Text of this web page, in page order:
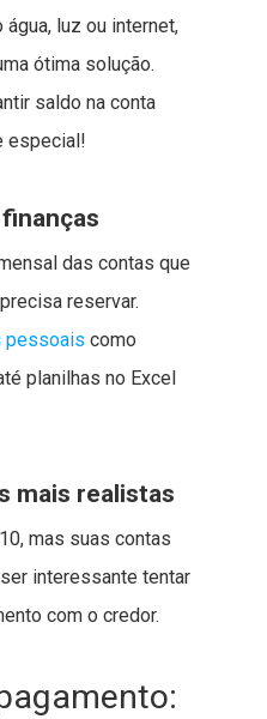
luz ou internet,
ótima solução.
saldo na conta
especial!
das contas que
reservar.
pessoais como
planilhas no Excel
mais realistas
mas suas contas
interessante tentar
com o credor.